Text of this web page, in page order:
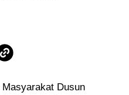
Masyarakat Dusun